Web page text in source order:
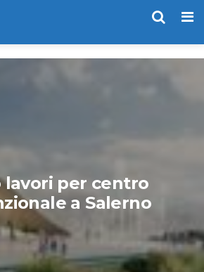
lavori per centro
a Salerno